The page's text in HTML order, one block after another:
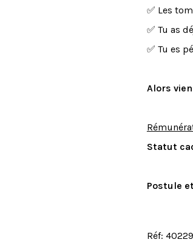
✅ Les
✅ Tu as
✅ Tu es
Alors
Statut
Postule
Réf: